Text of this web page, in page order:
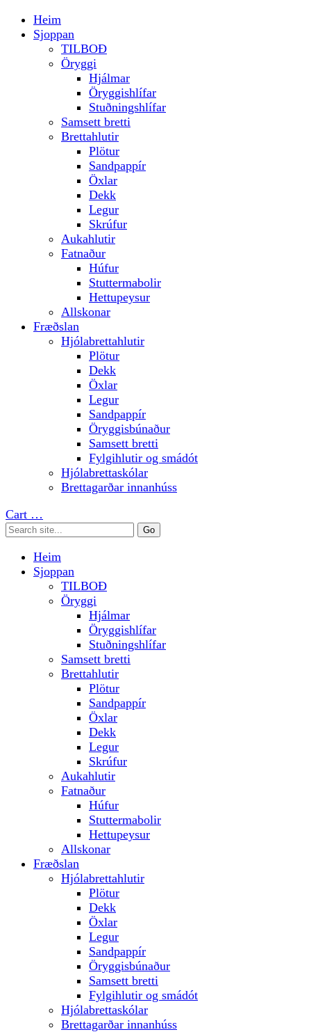
Heim
Sjoppan
TILBOÐ
Öryggi
Hjálmar
Öryggishlífar
Stuðningshlífar
Samsett bretti
Brettahlutir
Plötur
Sandpappír
Öxlar
Dekk
Legur
Skrúfur
Aukahlutir
Fatnaður
Húfur
Stuttermabolir
Hettupeysur
Allskonar
Fræðslan
Hjólabrettahlutir
Plötur
Dekk
Öxlar
Legur
Sandpappír
Öryggisbúnaður
Samsett bretti
Fylgihlutir og smádót
Hjólabrettaskólar
Brettagarðar innanhúss
Cart …
Heim
Sjoppan
TILBOÐ
Öryggi
Hjálmar
Öryggishlífar
Stuðningshlífar
Samsett bretti
Brettahlutir
Plötur
Sandpappír
Öxlar
Dekk
Legur
Skrúfur
Aukahlutir
Fatnaður
Húfur
Stuttermabolir
Hettupeysur
Allskonar
Fræðslan
Hjólabrettahlutir
Plötur
Dekk
Öxlar
Legur
Sandpappír
Öryggisbúnaður
Samsett bretti
Fylgihlutir og smádót
Hjólabrettaskólar
Brettagarðar innanhúss